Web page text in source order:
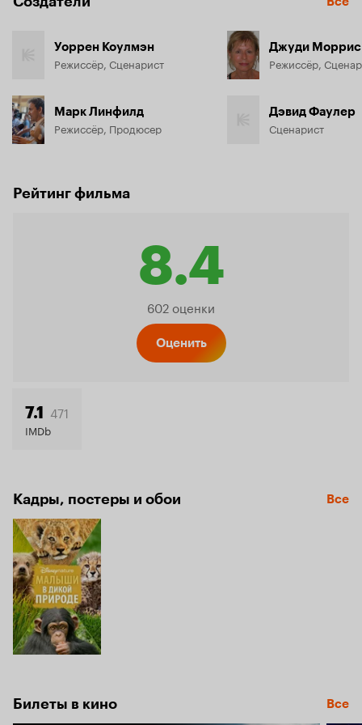
Уоррен Коулмэн
Режиссёр, Сценарист
Марк Линфилд
Режиссёр, Продюсер
Джуди Моррис
Режиссёр,
Дэвид Фаулер
Сценарист
Рейтинг фильма
8.4
Рейтинг
602 оценки
Оценить
7.1 471
IMDb
Кадры, постеры и обои Все
Билеты в кино Все